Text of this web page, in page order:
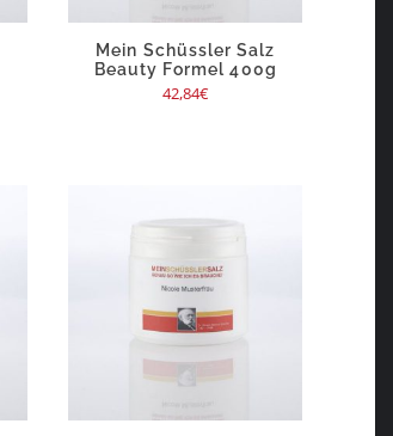
Mein Schüssler Salz
Beauty Formel 400g
42,84€